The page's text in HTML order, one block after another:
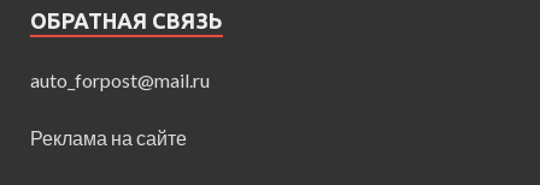
ОБРАТНАЯ СВЯЗЬ
auto_forpost@mail.ru
Реклама на сайте